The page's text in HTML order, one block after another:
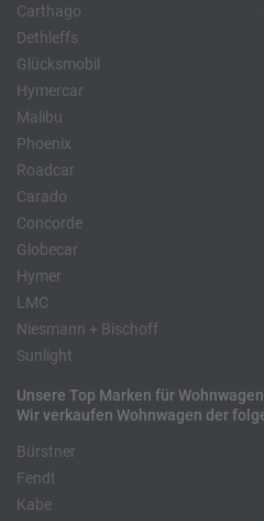
Carthago
Dethleffs
Glücksmobil
Hymercar
Malibu
Phoenix
Roadcar
Carado
Concorde
Globecar
Hymer
LMC
Niesmann + Bischoff
Sunlight
Unsere Top Marken für
Wir verkaufen Wohnwagen der
Bürstner
Fendt
Kabe